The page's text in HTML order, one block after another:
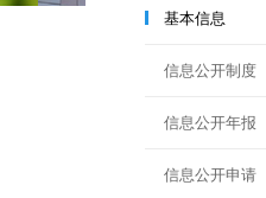
基本信息
信息公开制度
信息公开年报
信息公开申请